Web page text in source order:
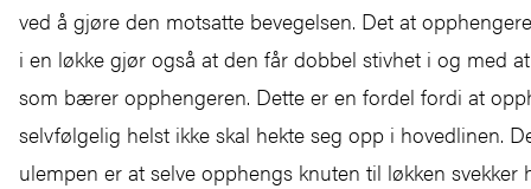
ved å gjøre den motsatte bevegelsen. Det at
i en løkke gjør også at den får dobbel stivhet i og med
som bærer opphengeren. Dette er en fordel fordi at
selvfølgelig helst ikke skal hekte seg opp i hovedlinen.
ulempen er at selve opphengs knuten til løkken svekker